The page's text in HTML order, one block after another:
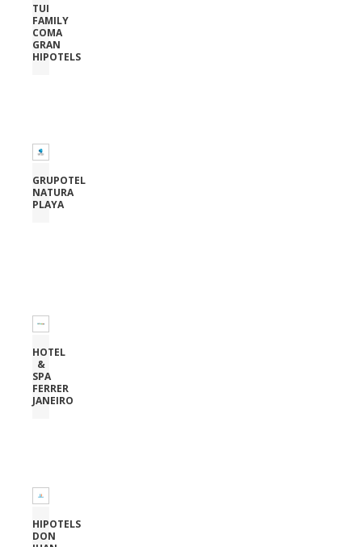
TUI
FAMILY
COMA
GRAN
HIPOTELS
GRUPOTEL
NATURA
PLAYA
HOTEL
&
SPA
FERRER
JANEIRO
HIPOTELS
DON